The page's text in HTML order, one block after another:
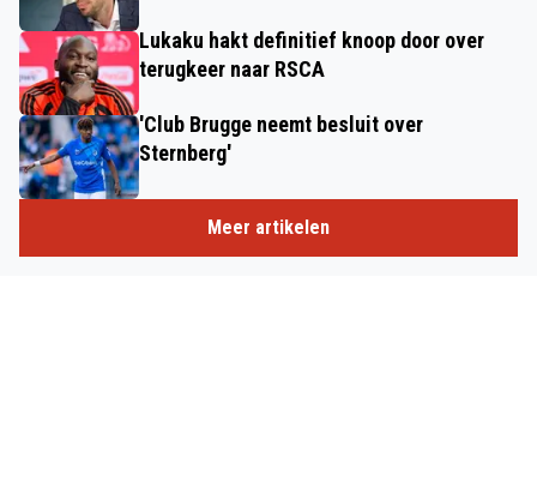
Lukaku hakt definitief knoop door over
terugkeer naar RSCA
'Club Brugge neemt besluit over
Sternberg'
Meer artikelen